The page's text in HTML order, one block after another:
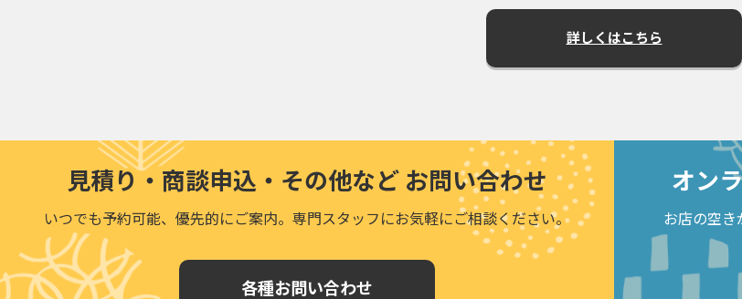
詳しくはこちら
見積り・商談申込・その他など お問い合わせ
いつでも予約可能、優先的にご案内。 専門スタッフにお気軽にご相談ください。
各種お問い合わせ
オン
お店の空き